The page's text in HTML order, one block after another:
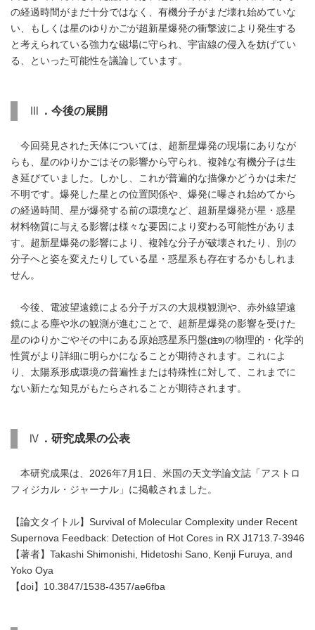
の経過時間がまだ十分ではなく、有機分子がまだ壊れ始めていな
い、もしくは星のゆりかごが超新星爆発の衝撃波により発生する
と考えられている強力な磁場に守られ、宇宙線の侵入を妨げてい
る、といった可能性を議論しています。
Ⅲ ．今後の展開
今回発見された天体については、超新星爆発の現場にありなが
らも、星のゆりかごはその影響から守られ、複雑な有機分子は生
き延びていました。しかし、これが普遍的な描像かどうかは未だ
不明です。爆発した星との位置関係や、爆発に曝され始めてから
の経過時間、星が爆発する前の環境など、超新星爆発が星・惑星
材料物質に与える影響は様々な要因により変わる可能性がありま
す。超新星爆発の影響により、複雑な分子が破壊されたり、別の
分子へと姿を変えたりしている星・惑星系も存在するかもしれま
せん。
今後、電波望遠鏡による分子ガスの大規模観測や、赤外線望遠
鏡による塵や氷の観測が進むことで、超新星爆発の影響を受けた
星のゆりかごやその中にある原始惑星系円盤(注9)の物理的・化学的
性質がより詳細に明らかになることが期待されます。これによ
り、太陽系形成環境の普遍性または特殊性に対して、これまでに
ない新たな知見がもたらされることが期待されます。
Ⅳ ．研究成果の公表
本研究成果は、2026年7月1日、米国の天文学論文誌「アストロ
フィジカル・ジャーナル」に掲載されました。
【論文タイトル】Survival of Molecular Complexity under Recent
Supernova Feedback: Detection of Hot Cores in RX J1713.7-3946
【著者】Takashi Shimonishi, Hidetoshi Sano, Kenji Furuya, and
Yoko Oya
【doi】10.3847/1538-4357/ae6fba